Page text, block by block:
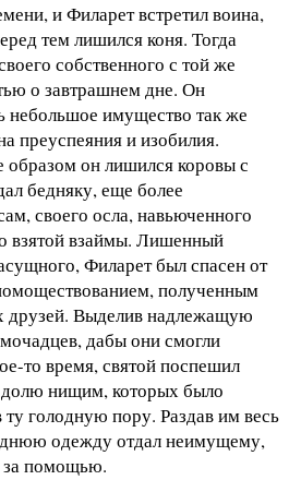
и Филарет встретил воина,
тем лишился коня. Тогда
собственного с той же
о завтрашнем дне. Он
небольшое имущество так же
преуспеяния и изобилия.
он лишился коровы с
бедняку, еще более
своего осла, навьюченного
взятой взаймы. Лишенный
Филарет был спасен от
полученным
друзей. Выделив надлежащую
дабы они смогли
то время, святой поспешил
долю нищим, которых было
голодную пору. Раздав им весь
одежду отдал неимущему,
помощью.